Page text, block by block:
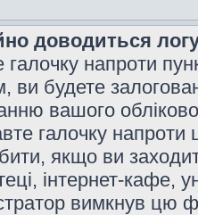
доводиться
напроти
ви будете
вашого
галочку
якщо ви
інтернет-кафе,
вимкнув цю